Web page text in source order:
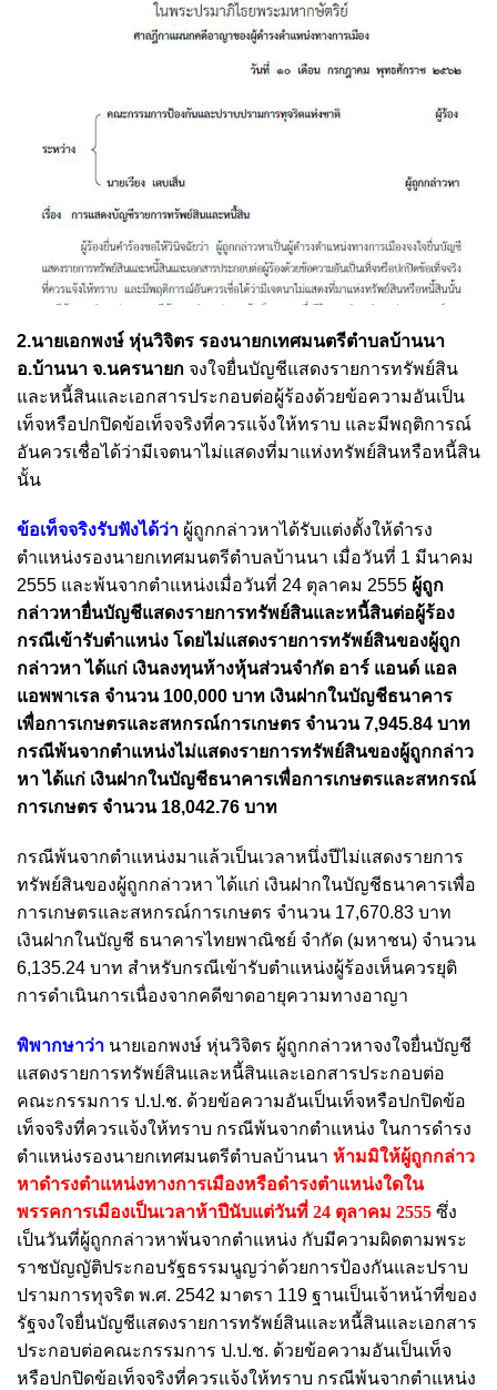
2.นายเอกพงษ์ หุ่นวิจิตร รองนายกเทศมนตรีตำบลบ้านนา
อ.บ้านนา จ.นครนายก จงใจยื่นบัญชีแสดงรายการทรัพย์สิน
และหนี้สินและเอกสารประกอบต่อผู้ร้องด้วยข้อความอันเป็น
เท็จหรือปกปิดข้อเท็จจริงที่ควรแจ้งให้ทราบ และมีพฤติการณ์
อันควรเชื่อได้ว่ามีเจตนาไม่แสดงที่มาแห่งทรัพย์สินหรือหนี้สิน
นั้น
ข้อเท็จจริงรับฟังได้ว่า ผู้ถูกกล่าวหาได้รับแต่งตั้งให้ดำรง
ตำแหน่งรองนายกเทศมนตรีตำบลบ้านนา เมื่อวันที่ 1 มีนาคม
2555 และพ้นจากตำแหน่งเมื่อวันที่ 24 ตุลาคม 2555 ผู้ถูก
กล่าวหายื่นบัญชีแสดงรายการทรัพย์สินและหนี้สินต่อผู้ร้อง
กรณีเข้ารับตำแหน่ง โดยไม่แสดงรายการทรัพย์สินของผู้ถูก
กล่าวหา ได้แก่ เงินลงทุนห้างหุ้นส่วนจำกัด อาร์ แอนด์ แอล
แอพพาเรล จำนวน 100,000 บาท เงินฝากในบัญชีธนาคาร
เพื่อการเกษตรและสหกรณ์การเกษตร จำนวน 7,945.84 บาท
กรณีพ้นจากตำแหน่งไม่แสดงรายการทรัพย์สินของผู้ถูกกล่าว
หา ได้แก่ เงินฝากในบัญชีธนาคารเพื่อการเกษตรและสหกรณ์
การเกษตร จำนวน 18,042.76 บาท
กรณีพ้นจากตำแหน่งมาแล้วเป็นเวลาหนึ่งปีไม่แสดงรายการ
ทรัพย์สินของผู้ถูกกล่าวหา ได้แก่ เงินฝากในบัญชีธนาคารเพื่อ
การเกษตรและสหกรณ์การเกษตร จำนวน 17,670.83 บาท
เงินฝากในบัญชี ธนาคารไทยพาณิชย์ จำกัด (มหาชน) จำนวน
6,135.24 บาท สำหรับกรณีเข้ารับตำแหน่งผู้ร้องเห็นควรยุติ
การดำเนินการเนื่องจากคดีขาดอายุความทางอาญา
พิพากษาว่า นายเอกพงษ์ หุ่นวิจิตร ผู้ถูกกล่าวหาจงใจยื่นบัญชี
แสดงรายการทรัพย์สินและหนี้สินและเอกสารประกอบต่อ
คณะกรรมการ ป.ป.ช. ด้วยข้อความอันเป็นเท็จหรือปกปิดข้อ
เท็จจริงที่ควรแจ้งให้ทราบ กรณีพ้นจากตำแหน่ง ในการดำรง
ตำแหน่งรองนายกเทศมนตรีตำบลบ้านนา ห้ามมิให้ผู้ถูกกล่าว
หาดำรงตำแหน่งทางการเมืองหรือดำรงตำแหน่งใดใน
พรรคการเมืองเป็นเวลาห้าปีนับแต่วันที่ 24 ตุลาคม 2555 ซึ่ง
เป็นวันที่ผู้ถูกกล่าวหาพ้นจากตำแหน่ง กับมีความผิดตามพระ
ราชบัญญัติประกอบรัฐธรรมนูญว่าด้วยการป้องกันและปราบ
ปรามการทุจริต พ.ศ. 2542 มาตรา 119 ฐานเป็นเจ้าหน้าที่ของ
รัฐจงใจยื่นบัญชีแสดงรายการทรัพย์สินและหนี้สินและเอกสาร
ประกอบต่อคณะกรรมการ ป.ป.ช. ด้วยข้อความอันเป็นเท็จ
หรือปกปิดข้อเท็จจริงที่ควรแจ้งให้ทราบ กรณีพ้นจากตำแหน่ง